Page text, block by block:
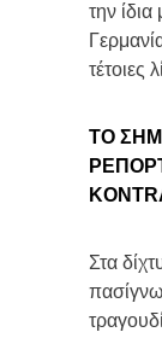
την
τέτοιες
ΤΟ
Στα